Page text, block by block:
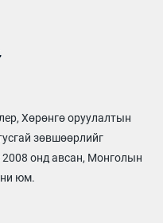
Хөрөнгө оруулалтын
зөвшөөрлийг
2008 онд авсан, Монголын
юм.